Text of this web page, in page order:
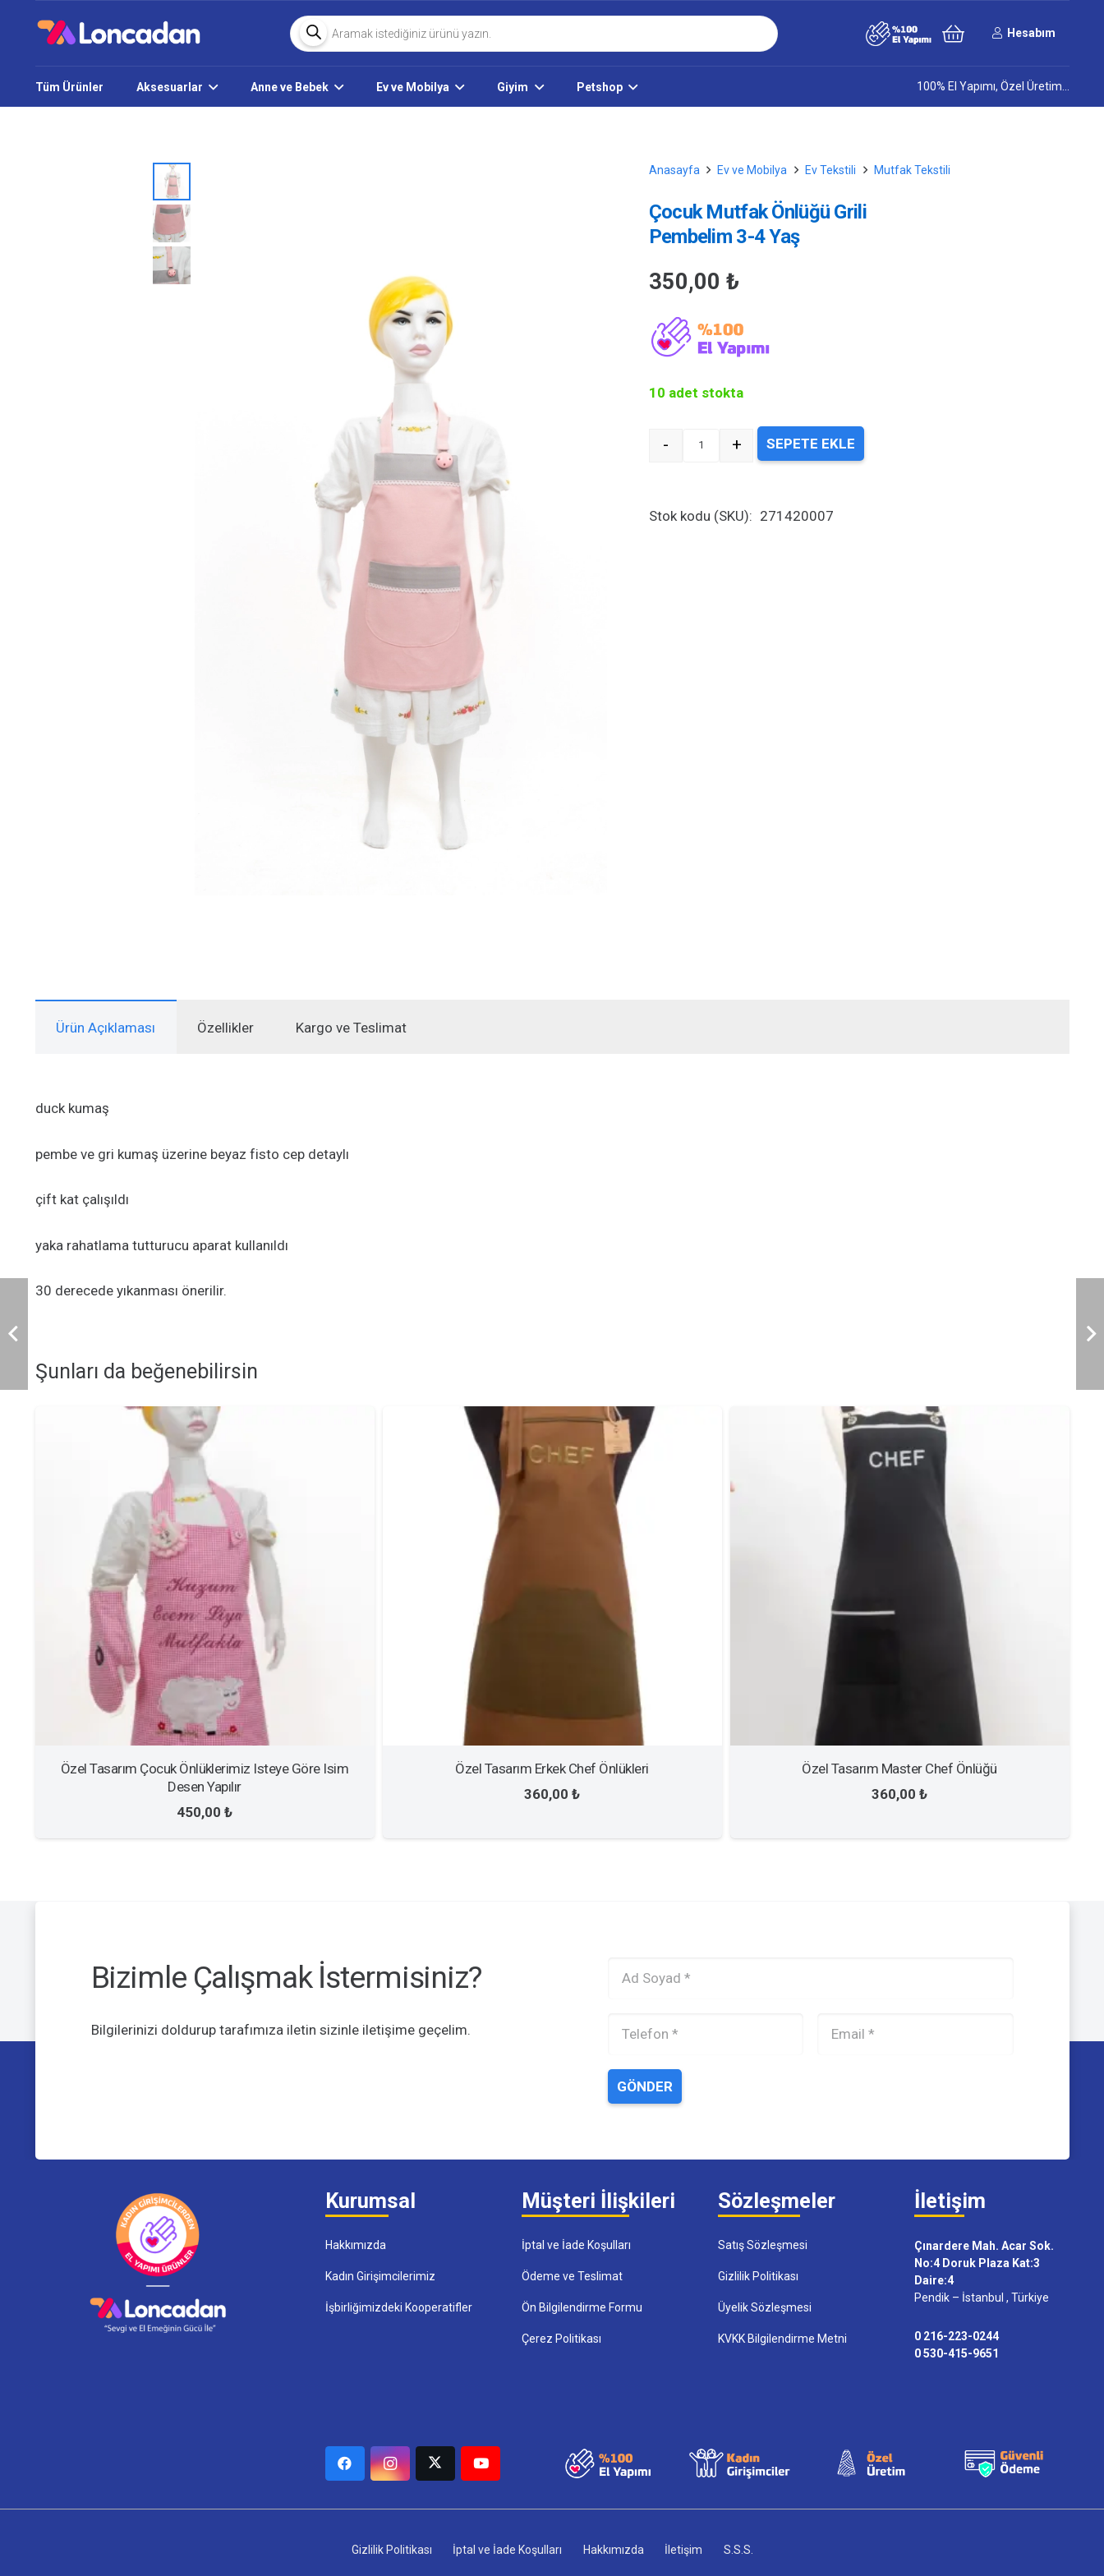
Products
search
Hesabım
Tüm Ürünler Aksesuarlar Anne ve Bebek Ev ve Mobilya Giyim Petshop 100% El Yapımı, Özel Üretim…
Anasayfa Ev ve Mobilya Ev Tekstili Mutfak Tekstili
Çocuk Mutfak Önlüğü Grili
Pembelim 3-4 Yaş
350,00 ₺
10 adet stokta
- + SEPETE EKLE
Stok kodu (SKU): 271420007
Ürün Açıklaması Özellikler Kargo ve Teslimat
duck kumaş
pembe ve gri kumaş üzerine beyaz fisto cep detaylı
çift kat çalışıldı
yaka rahatlama tutturucu aparat kullanıldı
30 derecede yıkanması önerilir.
Şunları da beğenebilirsin
Özel Tasarım Çocuk Önlüklerimiz Isteye Göre Isim
Desen Yapılır
450,00 ₺
Özel Tasarım Erkek Chef Önlükleri
360,00 ₺
Özel Tasarım Master Chef Önlüğü
360,00 ₺
Bizimle Çalışmak İstermisiniz?
Bilgilerinizi doldurup tarafımıza iletin sizinle iletişime geçelim.
GÖNDER
Kurumsal
Hakkımızda
Kadın Girişimcilerimiz
İşbirliğimizdeki Kooperatifler
Müşteri İlişkileri
İptal ve İade Koşulları
Ödeme ve Teslimat
Ön Bilgilendirme Formu
Çerez Politikası
Sözleşmeler
Satış Sözleşmesi
Gizlilik Politikası
Üyelik Sözleşmesi
KVKK Bilgilendirme Metni
İletişim
Çınardere Mah. Acar Sok.
No:4 Doruk Plaza Kat:3
Daire:4
Pendik – İstanbul , Türkiye
0 216-223-0244
0 530-415-9651
Gizlilik Politikası İptal ve İade Koşulları Hakkımızda İletişim S.S.S.